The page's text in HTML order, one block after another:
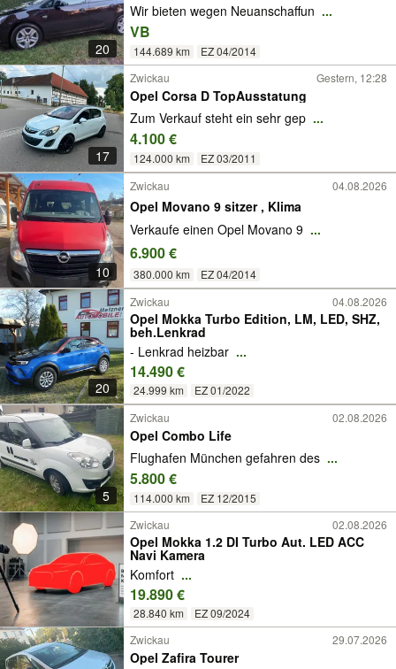
20
Wir bieten wegen Neuanschaffun ...
VB
144.689 km EZ 04/2014
17
Zwickau Gestern, 12:28
Opel Corsa D TopAusstatung
Zum Verkauf steht ein sehr gep ...
4.100 €
124.000 km EZ 03/2011
10
Zwickau 04.08.2026
Opel Movano 9 sitzer , Klima
Verkaufe einen Opel Movano 9 ...
6.900 €
380.000 km EZ 04/2014
20
Zwickau 04.08.2026
Opel Mokka Turbo Edition, LM, LED, SHZ,
beh.Lenkrad
- Lenkrad heizbar ...
14.490 €
24.999 km EZ 01/2022
5
Zwickau 02.08.2026
Opel Combo Life
Flughafen München gefahren des ...
5.800 €
114.000 km
EZ 12/2015
Zwickau
02.08.2026
Opel Mokka 1.2 DI Turbo Aut. LED ACC
Navi Kamera
Komfort ...
19.890 €
28.840 km EZ 09/2024
Zwickau 29.07.2026
Opel Zafira Tourer